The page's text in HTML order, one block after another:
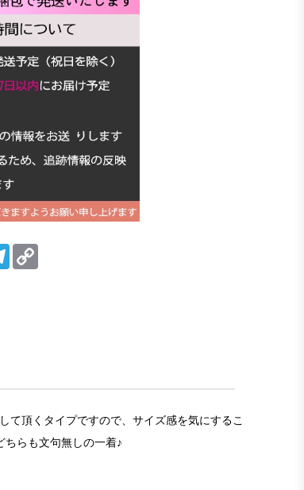
Telegram
て頂くタイプですので、サイズ感を気にするこ
ちらも文句無しの一着♪